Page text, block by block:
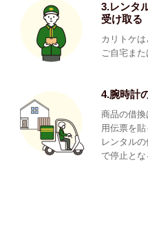
3.レンタ
受け取る
カリトケ
ご自宅また
4.腕時計
商品の借
用伝票を貼
レンタル
で停止とな